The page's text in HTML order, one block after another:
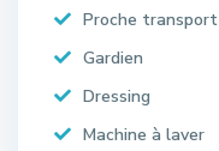
Proche transport
Gardien
Dressing
Machine à laver